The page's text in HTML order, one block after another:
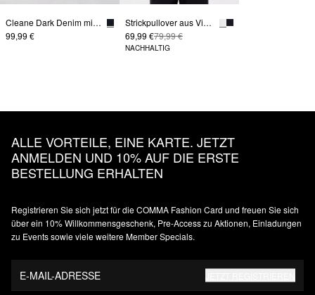
Cleane Dark Denim mit weitem Bein
99,99 €
Strickpullover aus Viskosemix mit Zopfmuster
69,99 €79,99 €
NACHHALTIG
ALLE VORTEILE, EINE KARTE. JETZT
ANMELDEN UND 10% AUF DIE ERSTE
BESTELLUNG ERHALTEN
Registrieren Sie sich jetzt für die COMMA Fashion Card und freuen Sie sich
über ein 10% Willkommensgeschenk, Pre-Access zu Aktionen, Einladungen
zu Events sowie viele weitere Member Specials.
E-MAIL-ADRESSE